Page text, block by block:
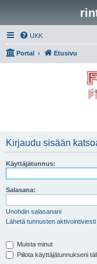
UKK
Portal Etusivu
Kirjaudu sisään
Käyttäjätunnus:
Salasana:
Unohdin salasanani
Lähetä tunnusten
Muista minut
Piilota käyttäjätunnukseni